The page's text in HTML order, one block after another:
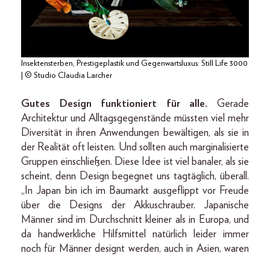
Insektensterben, Prestigeplastik und Gegenwartsluxus: Still Life 3000
| © Studio Claudia Larcher
Gutes Design funktioniert für alle. Gerade
Architektur und Alltagsgegenstände müssten viel mehr
Diversität in ihren Anwendungen bewältigen, als sie in
der Realität oft leisten. Und sollten auch marginalisierte
Gruppen einschließen. Diese Idee ist viel banaler, als sie
scheint, denn Design begegnet uns tagtäglich, überall.
„In Japan bin ich im Baumarkt ausgeflippt vor Freude
über die Designs der Akkuschrauber. Japanische
Männer sind im Durchschnitt kleiner als in Europa, und
da handwerkliche Hilfsmittel natürlich leider immer
noch für Männer designt werden, auch in Asien, waren